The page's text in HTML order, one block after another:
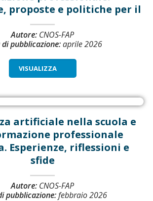
proposte e politiche per il
futuro. Atti conv...
Autore: CNOS-FAP
pubblicazione:aprile 2026
VISUALIZZA
artificiale nella scuola e
professionale
Esperienze, riflessioni e
sfide
Autore: CNOS-FAP
pubblicazione:febbraio 2026